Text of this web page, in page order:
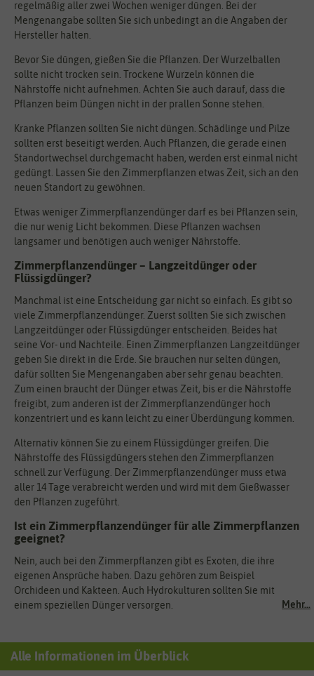
Mehr...
regelmäßig aller zwei Wochen weniger düngen. Bei der
Mengenangabe sollten Sie sich unbedingt an die Angaben der
Hersteller halten.
Bevor Sie düngen, gießen Sie die Pflanzen. Der Wurzelballen
sollte nicht trocken sein. Trockene Wurzeln können die
Nährstoffe nicht aufnehmen. Achten Sie auch darauf, dass die
Pflanzen beim Düngen nicht in der prallen Sonne stehen.
Kranke Pflanzen sollten Sie nicht düngen. Schädlinge und Pilze
sollten erst beseitigt werden. Auch Pflanzen, die gerade einen
Standortwechsel durchgemacht haben, werden erst einmal nicht
gedüngt. Lassen Sie den Zimmerpflanzen etwas Zeit, sich an den
neuen Standort zu gewöhnen.
Etwas weniger Zimmerpflanzendünger darf es bei Pflanzen sein,
die nur wenig Licht bekommen. Diese Pflanzen wachsen
langsamer und benötigen auch weniger Nährstoffe.
Zimmerpflanzendünger – Langzeitdünger oder
Flüssigdünger?
Manchmal ist eine Entscheidung gar nicht so einfach. Es gibt so
viele Zimmerpflanzendünger. Zuerst sollten Sie sich zwischen
Langzeitdünger oder Flüssigdünger entscheiden. Beides hat
seine Vor- und Nachteile. Einen Zimmerpflanzen Langzeitdünger
geben Sie direkt in die Erde. Sie brauchen nur selten düngen,
dafür sollten Sie Mengenangaben aber sehr genau beachten.
Zum einen braucht der Dünger etwas Zeit, bis er die Nährstoffe
freigibt, zum anderen ist der Zimmerpflanzendünger hoch
konzentriert und es kann leicht zu einer Überdüngung kommen.
Alternativ können Sie zu einem Flüssigdünger greifen. Die
Nährstoffe des Flüssigdüngers stehen den Zimmerpflanzen
schnell zur Verfügung. Der Zimmerpflanzendünger muss etwa
aller 14 Tage verabreicht werden und wird mit dem Gießwasser
den Pflanzen zugeführt.
Ist ein Zimmerpflanzendünger für alle Zimmerpflanzen
geeignet?
Nein, auch bei den Zimmerpflanzen gibt es Exoten, die ihre
eigenen Ansprüche haben. Dazu gehören zum Beispiel
Orchideen und Kakteen. Auch Hydrokulturen sollten Sie mit
einem speziellen Dünger versorgen.
Alle Informationen im Überblick